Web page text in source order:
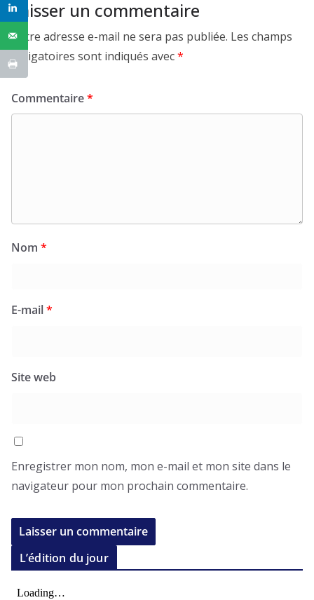
Laisser un commentaire
Votre adresse e-mail ne sera pas publiée. Les champs
obligatoires sont indiqués avec*
Commentaire*
Nom *
E-mail*
Site web
Enregistrer mon nom, mon e-mail et mon site dans le
navigateur pour mon prochain commentaire.
L’édition du jour